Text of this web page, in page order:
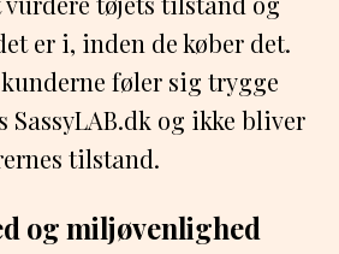
er i, inden de køber det.
føler sig trygge
SassyLAB.dk og ikke bliver
tilstand.
og miljøvenlighed